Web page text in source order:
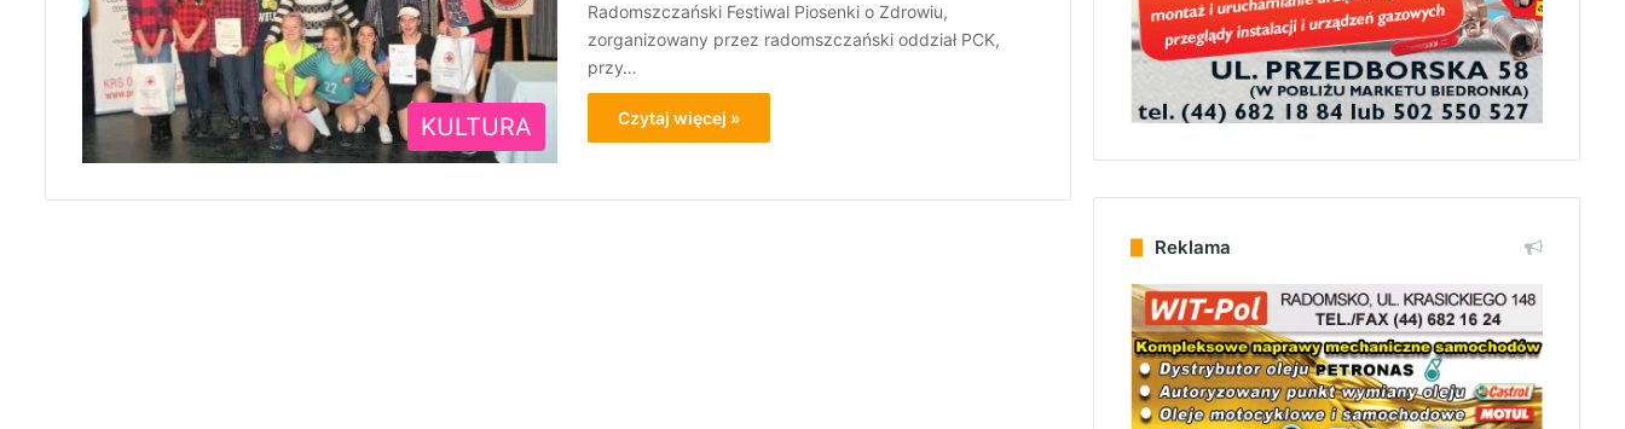
KULTURA
Radomszczański Festiwal Piosenki o Zdrowiu,
zorganizowany przez radomszczański oddział PCK,
przy…
Czytaj więcej »
Reklama